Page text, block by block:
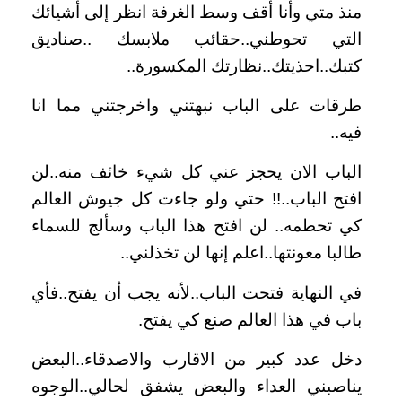
منذ متي وأنا أقف وسط الغرفة انظر إلى أشيائك
التي تحوطني..حقائب ملابسك ..صناديق
كتبك..احذيتك..نظارتك المكسورة..
طرقات على الباب نبهتني واخرجتني مما انا
فيه..
الباب الان يحجز عني كل شيء خائف منه..لن
افتح الباب..!! حتي ولو جاءت كل جيوش العالم
كي تحطمه.. لن افتح هذا الباب وسألج للسماء
طالبا معونتها..اعلم إنها لن تخذلني..
في النهاية فتحت الباب..لأنه يجب أن يفتح..فأي
باب في هذا العالم صنع كي يفتح.
دخل عدد كبير من الاقارب والاصدقاء..البعض
يناصبني العداء والبعض يشفق لحالي..الوجوه